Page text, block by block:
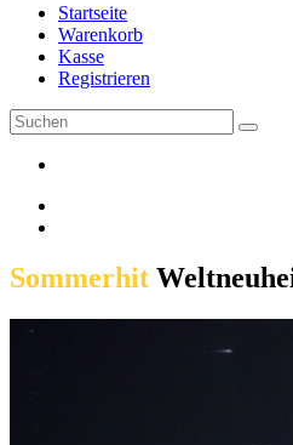
Startseite
Warenkorb
Kasse
Registrieren
Sommerhit